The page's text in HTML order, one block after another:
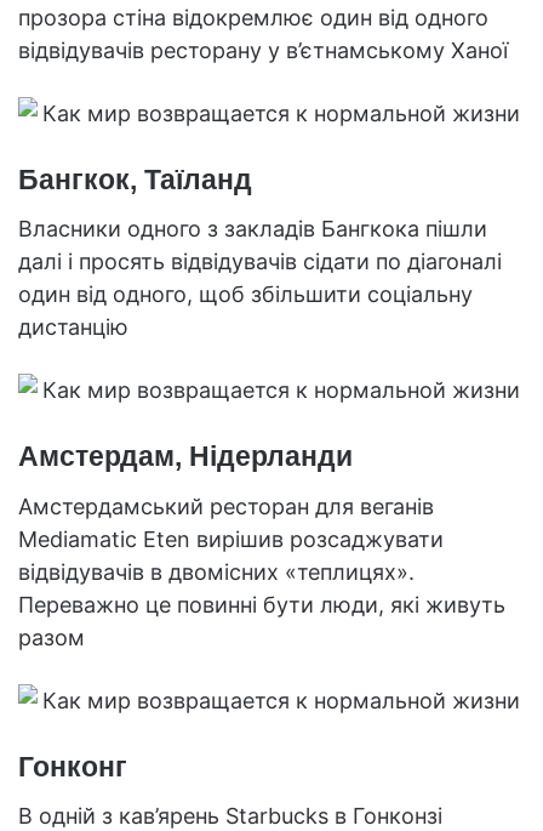
прозора стіна відокремлює один від одного
відвідувачів ресторану у в’єтнамському Ханої
Бангкок, Таїланд
Власники одного з закладів Бангкока пішли
далі і просять відвідувачів сідати по діагоналі
один від одного, щоб збільшити соціальну
дистанцію
Амстердам, Нідерланди
Амстердамський ресторан для веганів
Mediamatic Eten вирішив розсаджувати
відвідувачів в двомісних «теплицях».
Переважно це повинні бути люди, які живуть
разом
Гонконг
В одній з кав’ярень Starbucks в Гонконзі